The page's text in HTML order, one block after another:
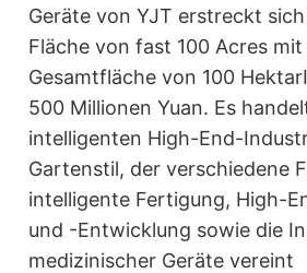
Geräte von YJT erstreckt
Fläche von fast 100 Acres mit
Gesamtfläche von 100 Hektar
500 Millionen Yuan. Es
intelligenten High-End-
Gartenstil, der verschiedene
intelligente Fertigung, High-
und -Entwicklung sowie die
medizinischer Geräte vereint